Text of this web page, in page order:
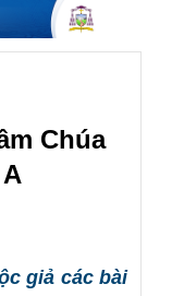
Chúa
giả các bài